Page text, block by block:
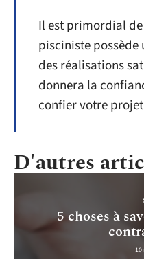
Il est primordial de
pisciniste
des réalisations
donnera la
confier votre
D'autres
5 choses à
10